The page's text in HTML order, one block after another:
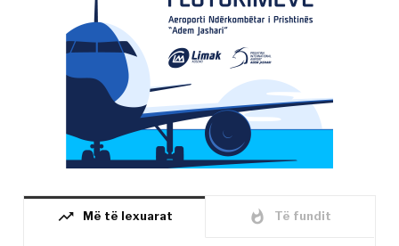
trending_up Më të lexuarat whatshot Të fundit